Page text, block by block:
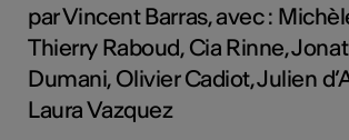
par Vincent Barras, avec :
Thierry Raboud, Cia Rinne,
Dumani, Olivier Cadiot, Julien
Laura Vazquez